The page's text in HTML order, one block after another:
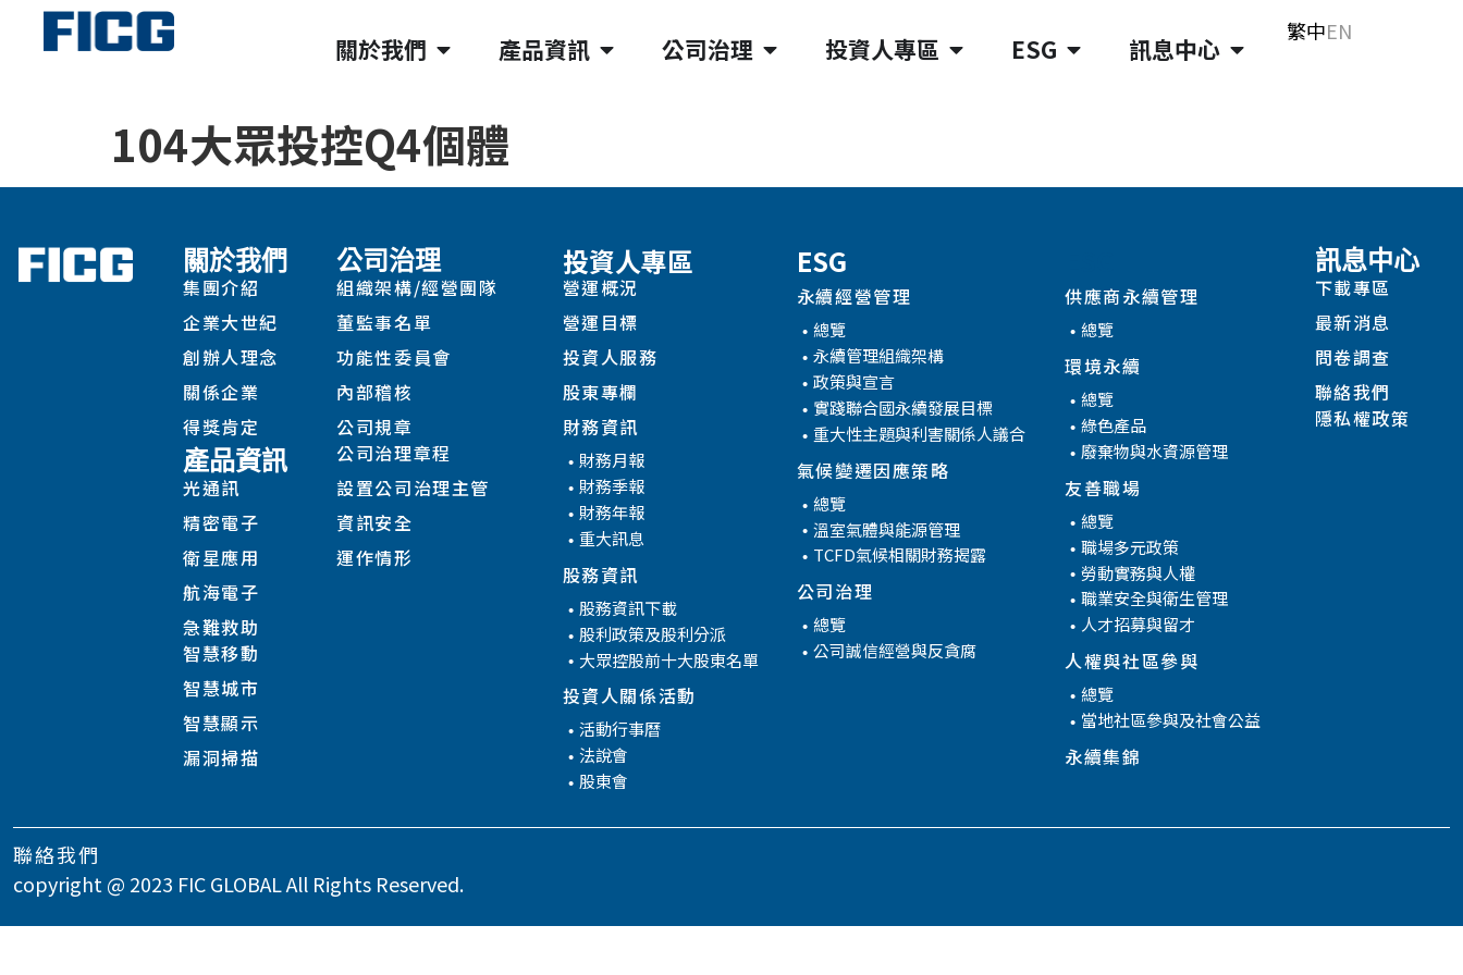
關於我們 產品資訊 公司治理 投資人專區 ESG 訊息中心
繁中EN
104大眾投控Q4個體
關於我們
集團介紹
企業大世紀
創辦人理念
關係企業
得獎肯定
產品資訊
光通訊
精密電子
衛星應用
航海電子
急難救助
智慧移動
智慧城市
智慧顯示
漏洞掃描
公司治理
組織架構/經營團隊
董監事名單
功能性委員會
內部稽核
公司規章
公司治理章程
設置公司治理主管
資訊安全
運作情形
投資人專區
營運概況
營運目標
投資人服務
股東專欄
財務資訊
財務月報
財務季報
財務年報
重大訊息
股務資訊
股務資訊下載
股利政策及股利分派
大眾控股前十大股東名單
投資人關係活動
活動行事曆
法說會
股東會
ESG
永續經營管理
總覽
永續管理組織架構
政策與宣言
實踐聯合國永續發展目標
重大性主題與利害關係人議合
氣候變遷因應策略
總覽
溫室氣體與能源管理
TCFD氣候相關財務揭露
公司治理
總覽
公司誠信經營與反貪腐
供應商永續管理
總覽
環境永續
總覽
綠色產品
廢棄物與水資源管理
友善職場
總覽
職場多元政策
勞動實務與人權
職業安全與衛生管理
人才招募與留才
人權與社區參與
總覽
當地社區參與及社會公益
永續集錦
訊息中心
下載專區
最新消息
問卷調查
聯絡我們
隱私權政策
聯絡我們
copyright @ 2023 FIC GLOBAL All Rights Reserved.